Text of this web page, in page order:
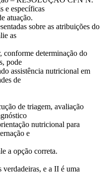
e específicas
atuação.
sobre as atribuições do
as
determinação do
pode
assistência nutricional em
de
de triagem, avaliação
nutricional para
e
a opção correta.
verdadeiras, e a II é uma